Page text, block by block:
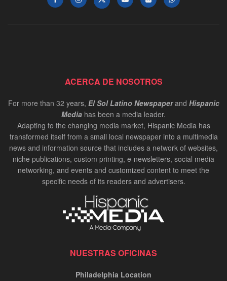
ACERCA DE NOSOTROS
For more than 32 years, El Sol Latino Newspaperand Hispanic
Media has been a media leader.
Adapting to the changing media market, Hispanic Media has
transformed itself from a small local newspaper into a multimedia
news and information source that includes a network of websites,
niche publications, custom printing, e-newsletters, social media
networking, and events and customized content to meet the
specific needs of its readers and advertisers.
NUESTRAS OFICINAS
Philadelphia Location